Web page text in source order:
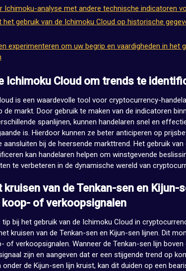
Ichimoku-analyse met andere technische indicatoren
het gebruik van de Ichimoku Cloud op historische
experimenteren om uw begrip en vaardigheden in het
Ichimoku Cloud om trends te
is een waardevolle tool voor cryptocurrency-
de markt. Door gebruik te maken van de indicatoren
spanlijnen, kunnen handelaren snel en
is. Hierdoor kunnen ze beter anticiperen op
aansluiten bij de heersende markttrend. Het gebruik
kan handelaren helpen om winstgevende
te verbeteren in de dynamische wereld van
kruisen van de Tenkan-sen en Kijun-
of verkoopsignalen
tip bij het gebruik van de Ichimoku Cloud in
kruisen van de Tenkan-sen en Kijun-sen lijnen. Dit
of verkoopsignalen. Wanneer de Tenkan-sen lijn boven
zijn en aangeven dat er een stijgende trend op
onder de Kijun-sen lijn kruist, kan dit duiden op een